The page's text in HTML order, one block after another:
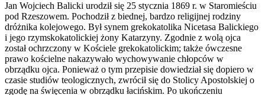
Jan Wojciech Balicki urodził się 25 stycznia 1869 r. w Staromieściu
pod Rzeszowem. Pochodził z biednej, bardzo religijnej rodziny
dróżnika kolejowego. Był synem grekokatolika Nicetasa Balickiego
i jego rzymskokatolickiej żony Katarzyny. Zgodnie z wolą ojca
został ochrzczony w Kościele grekokatolickim; także ówczesne
prawo kościelne nakazywało wychowywanie chłopców w
obrządku ojca. Ponieważ o tym przepisie dowiedział się dopiero w
czasie studiów teologicznych, zwrócił się do Stolicy Apostolskiej o
zgodę na święcenia w obrządku łacińskim. Po ukończeniu